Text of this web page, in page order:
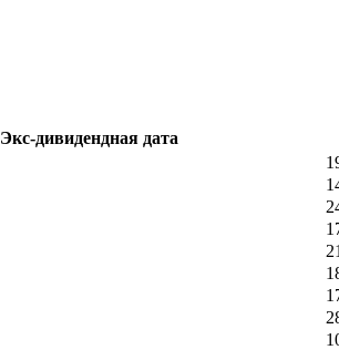
Экс-дивидендная дата